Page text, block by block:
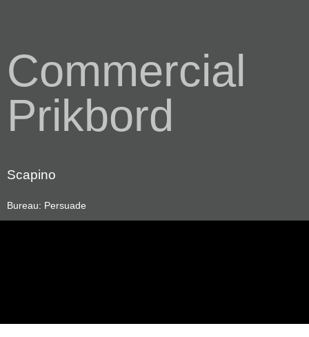
Commercial
Prikbord
Scapino
Bureau: Persuade